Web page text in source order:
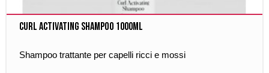
Curl Activating Shampoo 1000ml
Shampoo trattante per capelli ricci e mossi